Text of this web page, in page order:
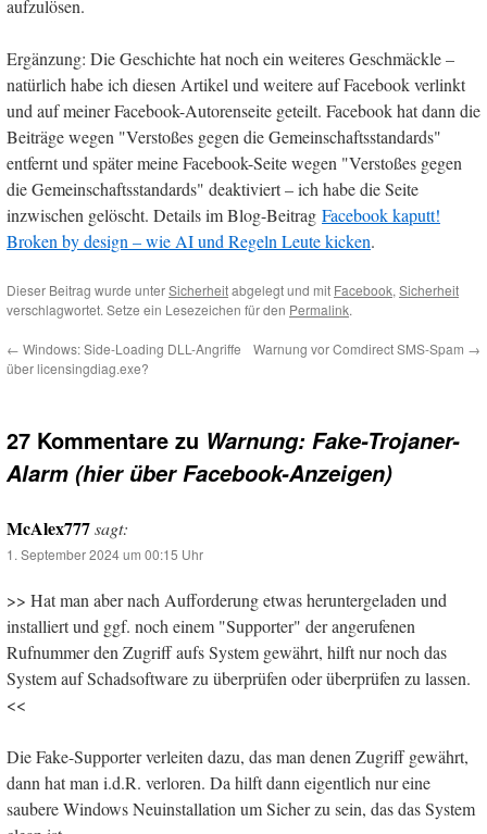
aufzulösen.
Ergänzung: Die Geschichte hat noch ein weiteres Geschmäckle –
natürlich habe ich diesen Artikel und weitere auf Facebook verlinkt
und auf meiner Facebook-Autorenseite geteilt. Facebook hat dann die
Beiträge wegen "Verstoßes gegen die Gemeinschaftsstandards"
entfernt und später meine Facebook-Seite wegen "Verstoßes gegen
die Gemeinschaftsstandards" deaktiviert – ich habe die Seite
inzwischen gelöscht. Details im Blog-Beitrag Facebook kaputt!
Broken by design – wie AI und Regeln Leute kicken.
Dieser Beitrag wurde unterSicherheitabgelegt und mit Facebook,Sicherheit
verschlagwortet. Setze ein Lesezeichen für den Permalink.
← Windows: Side-Loading DLL-Angriffe
über licensingdiag.exe?
Warnung vor Comdirect SMS-Spam →
27 Kommentare zu Warnung: Fake-Trojaner-
Alarm (hier über Facebook-Anzeigen)
McAlex777sagt:
1. September 2024 um 00:15 Uhr
>> Hat man aber nach Aufforderung etwas heruntergeladen und
installiert und ggf. noch einem "Supporter" der angerufenen
Rufnummer den Zugriff aufs System gewährt, hilft nur noch das
System auf Schadsoftware zu überprüfen oder überprüfen zu lassen.
<<
Die Fake-Supporter verleiten dazu, das man denen Zugriff gewährt,
dann hat man i.d.R. verloren. Da hilft dann eigentlich nur eine
saubere Windows Neuinstallation um Sicher zu sein, das das System